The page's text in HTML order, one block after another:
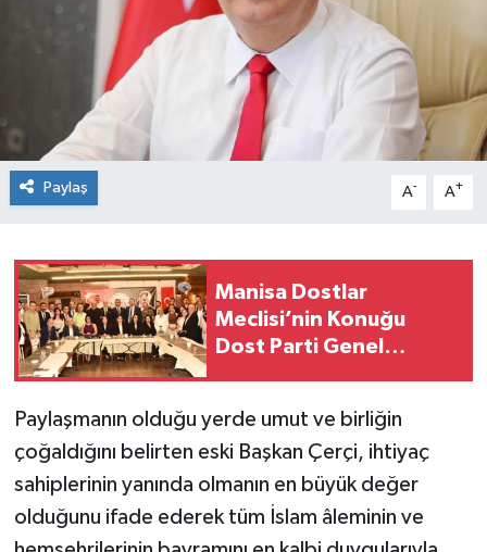
Paylaş A- A+
Manisa Dostlar
Meclisi’nin Konuğu
Dost Parti Genel
Paylaşmanın olduğu yerde umut ve birliğin
çoğaldığını belirten eski Başkan Çerçi, ihtiyaç
sahiplerinin yanında olmanın en büyük değer
olduğunu ifade ederek tüm İslam âleminin ve